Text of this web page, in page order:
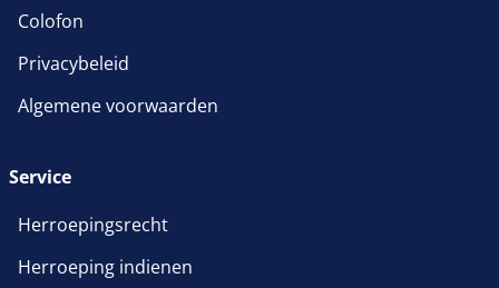
Colofon
Privacybeleid
Algemene voorwaarden
Service
Herroepingsrecht
Herroeping indienen